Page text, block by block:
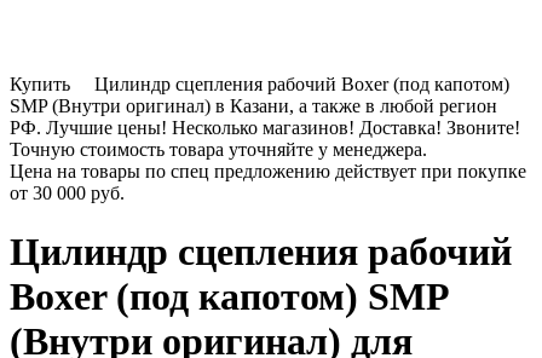
Купить Цилиндр сцепления рабочий Boxer (под капотом)
SMP (Внутри оригинал) в Казани, а также в любой регион
РФ. Лучшие цены! Несколько магазинов! Доставка! Звоните!
Точную стоимость товара уточняйте у менеджера.
Цена на товары по спец предложению действует при покупке
от 30 000 руб.
Цилиндр сцепления рабочий
Boxer (под капотом) SMP
(Внутри оригинал) для